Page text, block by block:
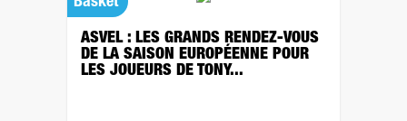
ASVEL : LES GRANDS RENDEZ-VOUS
DE LA SAISON EUROPÉENNE POUR
LES JOUEURS DE TONY...